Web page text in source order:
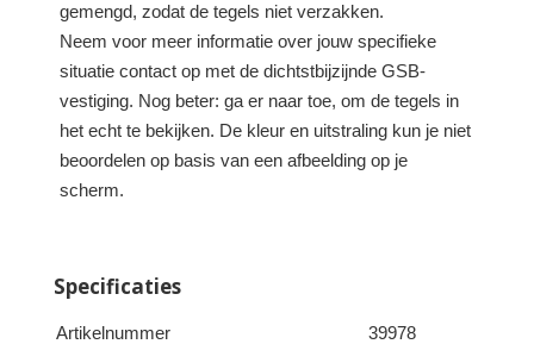
gemengd, zodat de tegels niet verzakken.
Neem voor meer informatie over jouw specifieke
situatie contact op met de dichtstbijzijnde GSB-
vestiging. Nog beter: ga er naar toe, om de tegels in
het echt te bekijken. De kleur en uitstraling kun je niet
beoordelen op basis van een afbeelding op je
scherm.
Specificaties
Artikelnummer 39978